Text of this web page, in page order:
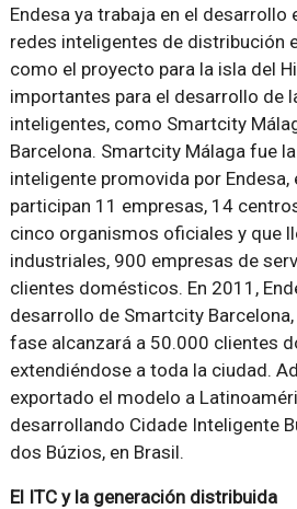
Endesa ya trabaja en el desarrollo
redes inteligentes de distribución
como el proyecto para la isla del
importantes para el desarrollo de
inteligentes, como Smartcity
Barcelona. Smartcity Málaga fue
inteligente promovida por Endesa,
participan 11 empresas, 14
cinco organismos oficiales y que
industriales, 900 empresas de
clientes domésticos. En 2011,
desarrollo de Smartcity
fase alcanzará a 50.000 clientes
extendiéndose a toda la ciudad.
exportado el modelo a
desarrollando Cidade Inteligente
dos Búzios, en Brasil.
El ITC y la generación distribuida